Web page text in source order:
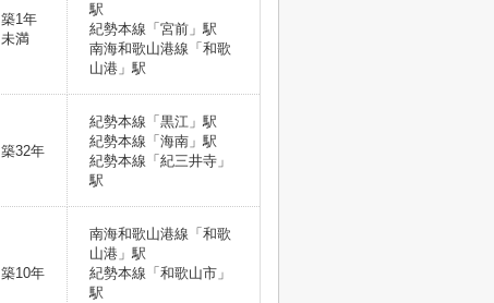
築1年
未満
駅
紀勢本線「宮前」駅
南海和歌山港線「和歌
山港」駅
築32年
紀勢本線「黒江」駅
紀勢本線「海南」駅
紀勢本線「紀三井寺」
駅
築10年
南海和歌山港線「和歌
山港」駅
紀勢本線「和歌山市」
駅